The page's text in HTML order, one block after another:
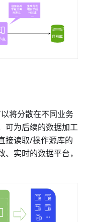
将分散在不同业务
可为后续的数据加工
接读取/操作源库的
实时的数据平台，